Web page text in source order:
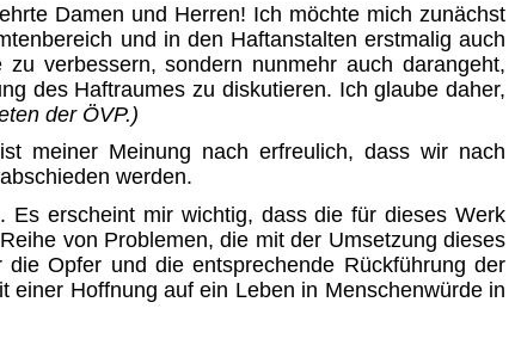
Damen und Herren! Ich möchte mich zunächst
und in den Haftanstalten erstmalig auch
verbessern, sondern nunmehr auch darangeht,
des Haftraumes zu diskutieren. Ich glaube daher,
der ÖVP.)
meiner Meinung nach erfreulich, dass wir nach
werden.
Es erscheint mir wichtig, dass die für dieses Werk
von Problemen, die mit der Umsetzung dieses
Opfer und die entsprechende Rückführung der
Hoffnung auf ein Leben in Menschenwürde in